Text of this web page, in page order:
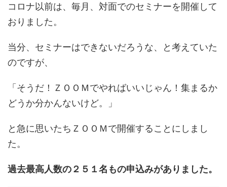
コロナ以前は、毎月、対面でのセミナーを開催して
おりました。
当分、セミナーはできないだろうな、と考えていた
のですが、
「そうだ！ＺＯＯＭでやればいいじゃん！集まるか
どうか分かんないけど。」
と急に思いたちＺＯＯＭで開催することにしまし
た。
過去最高人数の２５１名もの申込みがありました。